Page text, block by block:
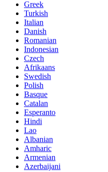
Greek
Turkish
Italian
Danish
Romanian
Indonesian
Czech
Afrikaans
Swedish
Polish
Basque
Catalan
Esperanto
Hindi
Lao
Albanian
Amharic
Armenian
Azerbaijani